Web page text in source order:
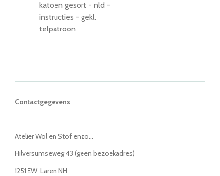
katoen gesort - nld -
instructies - gekl.
telpatroon
Contactgegevens
Atelier Wol en Stof enzo...
Hilversumseweg 43 (geen bezoekadres)
1251 EW Laren NH